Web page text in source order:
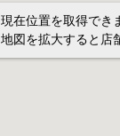
現在位置を取得でき
地図を拡大すると店